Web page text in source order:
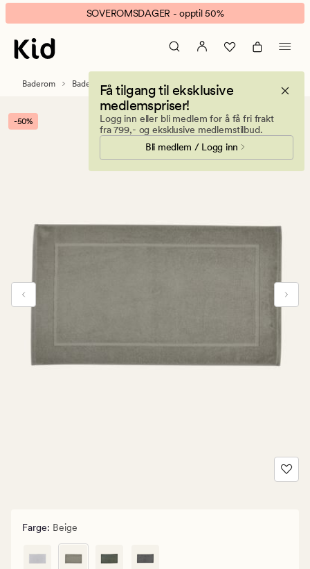
Living
terry
badematte
beige
banner.
Klikk
ESCAPE
pause.
SOVEROMSDAGER - opptil 50%
Få tilgang til eksklusive
medlemspriser!
Logg inn eller bli medlem for å få fri frakt
fra 799,- og eksklusive medlemstilbud.
Bli medlem / Logg inn
Baderom Baderomsmatter
-50%
Farge: Beige